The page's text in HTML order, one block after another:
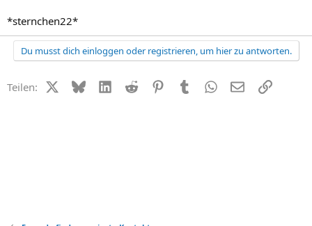
*sternchen22*
Du musst dich einloggen oder registrieren, um hier zu antworten.
Teilen: X (Twitter)
BlueskyLinkedIn
Reddit PinterestTumblr WhatsApp
E-MailLink